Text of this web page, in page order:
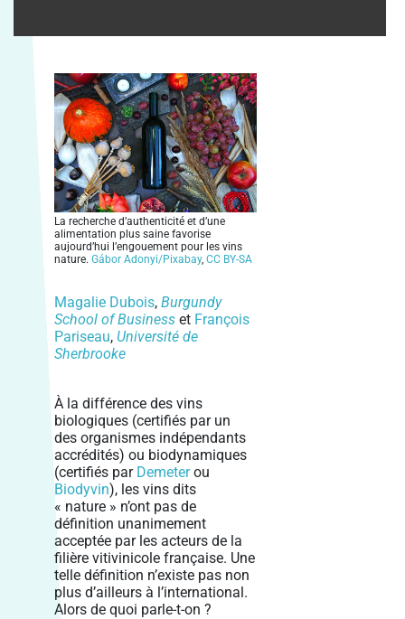
La recherche d’authenticité et d’une
alimentation plus saine favorise
aujourd’hui l’engouement pour les vins
nature. Gábor Adonyi/Pixabay, CC BY-SA
Magalie Dubois, Burgundy
School of Business et François
Pariseau, Université de
Sherbrooke
À la différence des vins
biologiques (certifiés par un
des organismes indépendants
accrédités) ou biodynamiques
(certifiés par Demeterou
Biodyvin), les vins dits
« nature » n’ont pas de
définition unanimement
acceptée par les acteurs de la
filière vitivinicole française. Une
telle définition n’existe pas non
plus d’ailleurs à l’international.
Alors de quoi parle-t-on ?